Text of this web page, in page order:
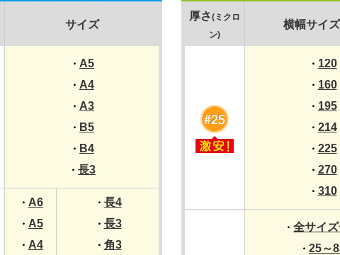
サイズ
・ A5
・ A4
・ A3
・ B5
・ B4
・ 長3
・ A6
・ A5
・ A4
・ 長4
・ 長3
・ 角3
厚さ(ミクロ
ン)
横幅サイズ
・ 120
・ 160
・ 195
・ 214
・ 225
・ 270
・ 310
・ 全サイ
・ 25～